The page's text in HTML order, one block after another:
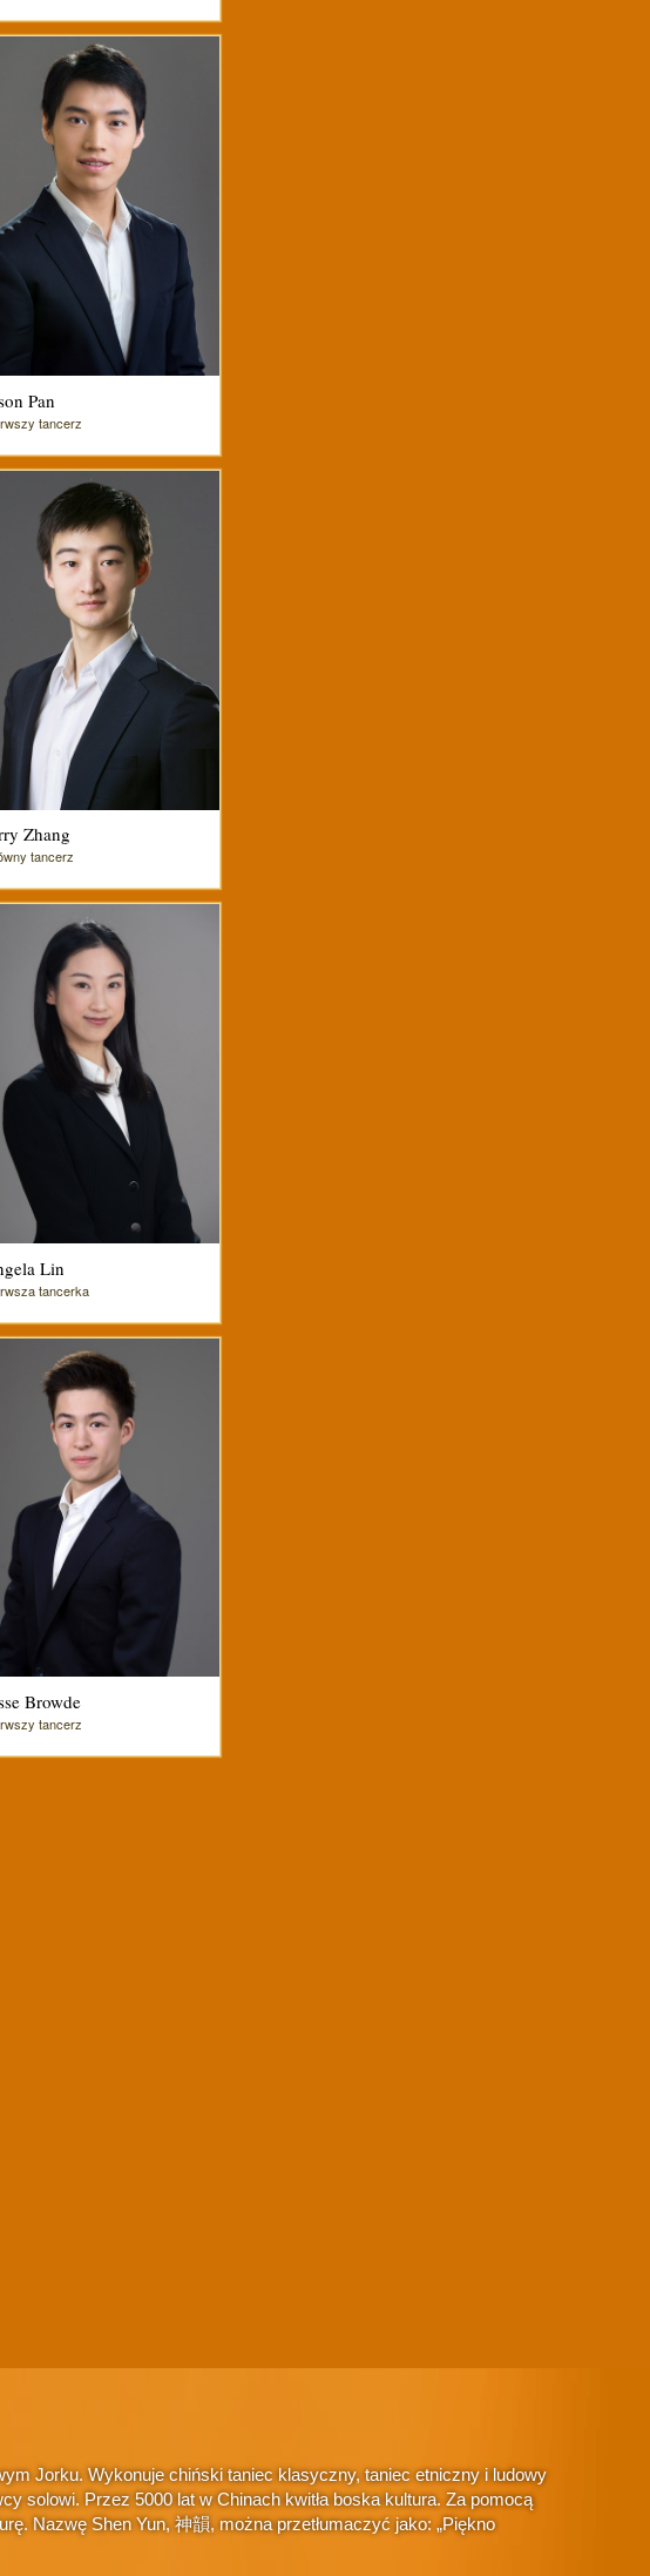
Pan
tancerz
Zhang
tancerz
Lin
tancerka
Browde
tancerz
Jorku. Wykonuje chiński taniec klasyczny, taniec etniczny i ludowy
solowi. Przez 5000 lat w Chinach kwitła boska kultura. Za pomocą
Nazwę Shen Yun, 神韻, można przetłumaczyć jako: „Piękno